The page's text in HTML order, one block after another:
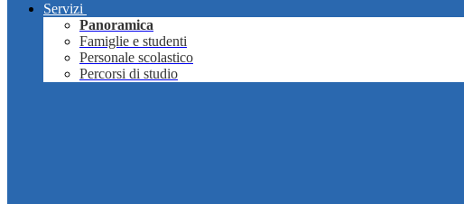
Servizi
Panoramica
Famiglie e studenti
Personale scolastico
Percorsi di studio